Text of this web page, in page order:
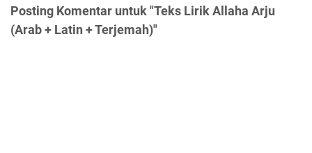
Posting Komentar untuk "Teks Lirik Allaha Arju
(Arab + Latin + Terjemah)"